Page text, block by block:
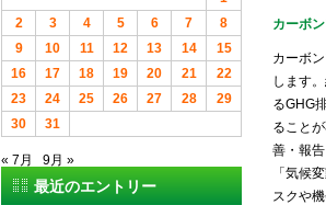
カーボ
カーボ
します
るGHG
ること
善・報
「気候
スクや
2
3 4 5 6 7
8
9
10 11 12 13 14
15
16
17 18 19 20 21
22
23
24 25 26 27 28
29
30
31
« 7月 9月 »
最近のエントリー